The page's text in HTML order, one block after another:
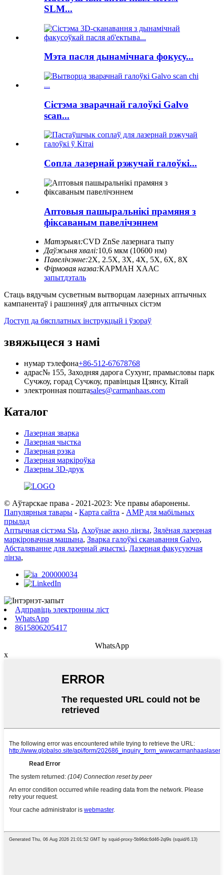
SLM...
Мэта пасля дынамічнага фокусу...
Сістэма зварачнай галоўкі Galvo
scan...
Сопла лазернай рэжучай галоўкі...
Аптовыя пашыральнікі прамяня з
фіксаваным павелічэннем
Матэрыял:CVD ZnSe лазернага тыпу
Даўжыня хвалі:10,6 мкм (10600 нм)
Павелічэнне:2X, 2.5X, 3X, 4X, 5X, 6X, 8X
Фірмовая назва:КАРМАН ХААС
запытдэталь
Стаць вядучым сусветным вытворцам лазерных аптычных
кампанентаў і рашэнняў для аптычных сістэм
Доступ да бясплатных інструкцый і ўзораў
звяжыцеся з намі
нумар тэлефона+86-512-67678768
адрас№ 155, Заходняя дарога Сухунг, прамысловы парк
Сучжоу, горад Сучжоу, правінцыя Цзянсу, Кітай
электронная поштаsales@carmanhaas.com
Каталог
Лазерная зварка
Лазерная чыстка
Лазерная рэзка
Лазерная маркіроўка
Лазерны 3D-друк
© Аўтарскае права - 2021-2023: Усе правы абаронены.
Папулярныя тавары - Карта сайта - AMP для мабільных
прылад
Аптычная сістэма Sla, Ахоўнае акно лінзы, Зялёная лазерная
маркіровачная машына, Зварка галоўкі сканавання Galvo,
Абсталяванне для лазернай ачысткі, Лазерная факусуючая
лінза,
Адправіць электронны ліст
WhatsApp
8615806205417
WhatsApp
x